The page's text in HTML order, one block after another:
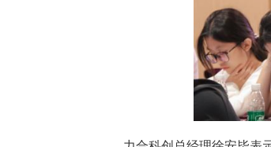
方。光谷有国家信
“中试是硬科技跨
深圳创业伙伴来光
打造青年人向往